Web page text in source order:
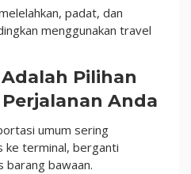
padat, dan
menggunakan travel
Pilihan
Anda
umum sering
ke terminal, berganti
barang bawaan.